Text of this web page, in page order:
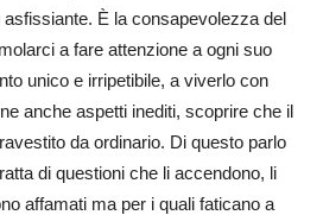
È la consapevolezza del
a fare attenzione a ogni suo
unico e irripetibile, a viverlo con
anche aspetti inediti, scoprire che il
da ordinario. Di questo parlo
di questioni che li accendono, li
affamati ma per i quali faticano a